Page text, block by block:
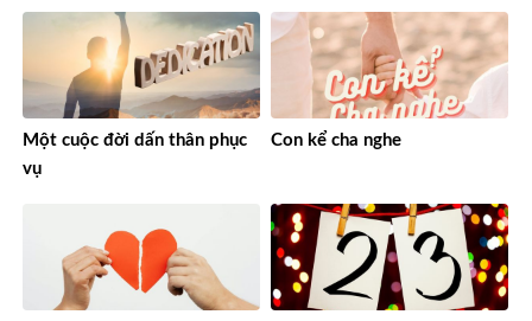
Một cuộc đời dấn thân phục
vụ
Con kể cha nghe